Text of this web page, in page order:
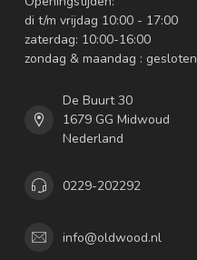
di t/m vrijdag 10:00 - 17:00
zaterdag: 10:00-16:00
zondag & maandag : gesloten
De Buurt 30
1679 GG Midwoud
Nederland
0229-202292
info@oldwood.nl